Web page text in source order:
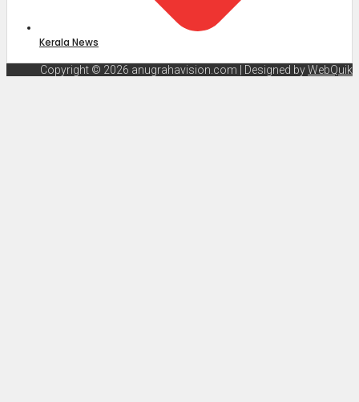
Kerala News
Copyright © 2026 anugrahavision.com | Designed byWebQuik